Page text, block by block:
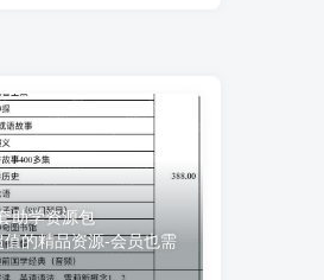
助学资源包
值的精品资源-会员也需